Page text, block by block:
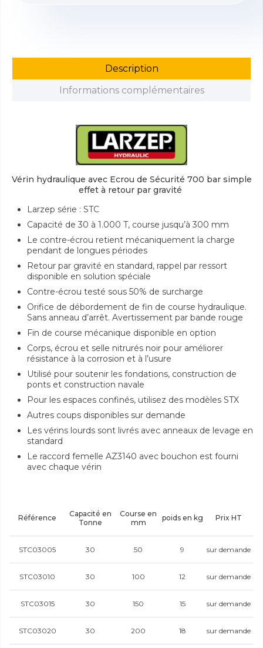
Description
Informations complémentaires
Vérin hydraulique avec Ecrou de Sécurité 700 bar simple
effet à retour par gravité
Larzep série : STC
Capacité de 30 à 1.000 T, course jusqu’à 300 mm
Le contre-écrou retient mécaniquement la charge
pendant de longues périodes
Retour par gravité en standard, rappel par ressort
disponible en solution spéciale
Contre-écrou testé sous 50% de surcharge
Orifice de débordement de fin de course hydraulique.
Sans anneau d’arrêt. Avertissement par bande rouge
Fin de course mécanique disponible en option
Corps, écrou et selle nitrurés noir pour améliorer
résistance à la corrosion et à l’usure
Utilisé pour soutenir les fondations, construction de
ponts et construction navale
Pour les espaces confinés, utilisez des modèles STX
Autres coups disponibles sur demande
Les vérins lourds sont livrés avec anneaux de levage en
standard
Le raccord femelle AZ3140 avec bouchon est fourni
avec chaque vérin
Référence
Capacité en
Tonne
Course en
mm
poids en kg Prix HT
STC03005 30 50 9 sur demande
STC03010 30 100 12 sur demande
STC03015 30 150 15 sur demande
STC03020 30 200 18 sur demande